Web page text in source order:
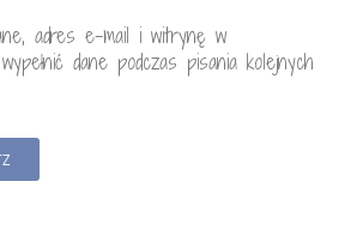
adres e-mail i witrynę w
dane podczas pisania kolejnych